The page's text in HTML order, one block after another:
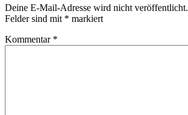
Deine E-Mail-Adresse wird nicht veröffentlicht.
Felder sind mit * markiert
Kommentar *